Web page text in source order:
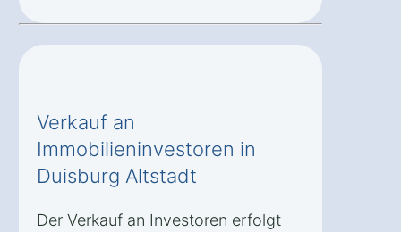
Verkauf an
Immobilieninvestoren in
Duisburg Altstadt
Der Verkauf an Investoren erfolgt